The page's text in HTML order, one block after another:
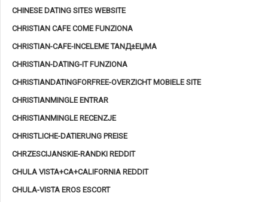
CHINESE DATING SITES WEBSITE
CHRISTIAN CAFE COME FUNZIONA
CHRISTIAN-CAFE-INCELEME TANД±ЕЏMA
CHRISTIAN-DATING-IT FUNZIONA
CHRISTIANDATINGFORFREE-OVERZICHT MOBIELE SITE
CHRISTIANMINGLE ENTRAR
CHRISTIANMINGLE RECENZJE
CHRISTLICHE-DATIERUNG PREISE
CHRZESCIJANSKIE-RANDKI REDDIT
CHULA VISTA+CA+CALIFORNIA REDDIT
CHULA-VISTA EROS ESCORT